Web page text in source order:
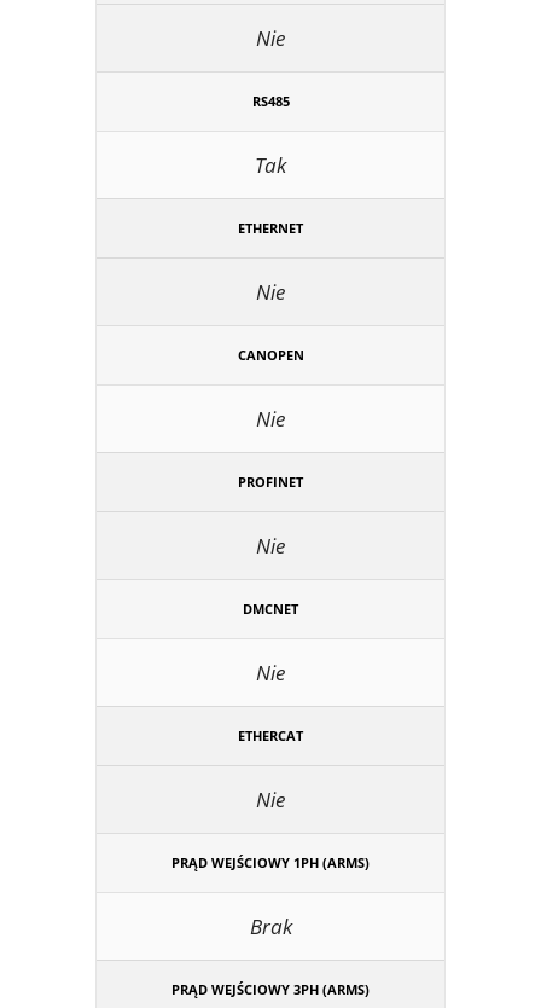
Nie
RS485
Tak
ETHERNET
Nie
CANOPEN
Nie
PROFINET
Nie
DMCNET
Nie
ETHERCAT
Nie
PRĄD WEJŚCIOWY 1PH (ARMS)
Brak
PRĄD WEJŚCIOWY 3PH (ARMS)